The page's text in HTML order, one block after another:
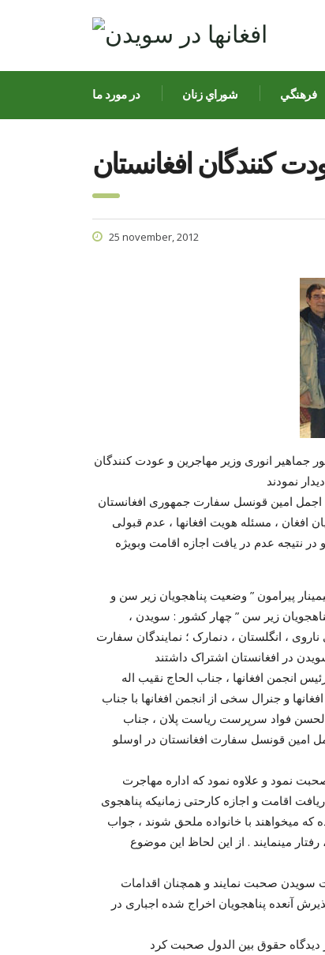
در مورد ما شوراي زنان فرهنگي
کنندگان افغانستان
25 november, 2012
دکتور جماهیر انوری وزیر مهاجرین و عودت کنندگان
نمودند
در سویدن با جناب اجمل امین قونسل سفارت جمهوری افغانستان
افغان ، مسئله هویت افغانها ، عدم قبولی
در نتیجه عدم در یافت اجازه اقامت وبویژه
پیرامون ” وضعیت پناهجویان زیر سن و
زیر سن ” چهار کشور : سویدن ،
، انگلستان ، دنمارک ؛ نمایندگان سفارت
نسیم سحر رئیس انجمن افغانها ، جناب الحاج نقیب اله
و جنرال سخی از انجمن افغانها با جناب
فواد سرپرست ریاست پلان ، جناب
امین قونسل سفارت افغانستان در اوسلو
نمود و علاوه نمود که اداره مهاجرت
اقامت و اجازه کارحتی زمانیکه پناهجوی
که میخواهند با خانواده ملحق شوند ، جواب
مینمایند . از این لحاظ این موضوع
سویدن صحبت نمایند و همچنان اقدامات
آنعده پناهجویان اخراج شده اجباری در
دیدگاه حقوق بین الدول صحبت کرد